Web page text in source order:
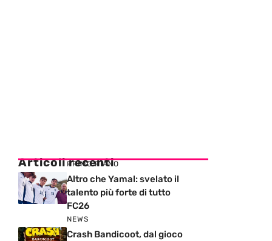
Articoli recenti
PRIMO PIANO
Altro che Yamal: svelato il
talento più forte di tutto
FC26
NEWS
Crash Bandicoot, dal gioco